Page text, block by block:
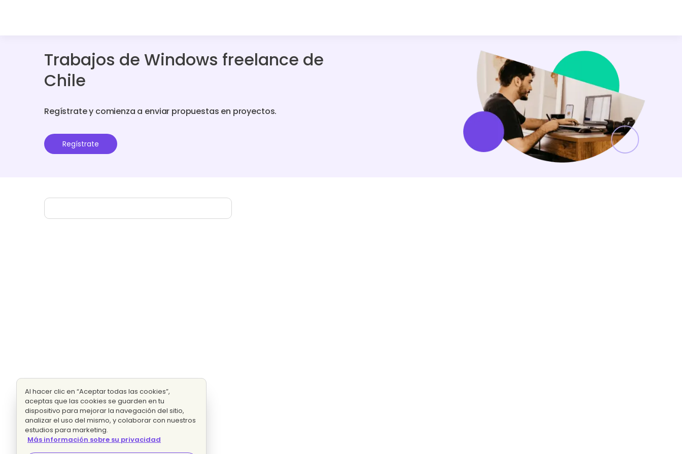
Trabajos de Windows freelance de
Chile
Regístrate y comienza a enviar propuestas en proyectos.
Regístrate
Al hacer clic en “Aceptar todas las cookies”,
aceptas que las cookies se guarden en tu
dispositivo para mejorar la navegación del sitio,
analizar el uso del mismo, y colaborar con nuestros
estudios para marketing.
Más información sobre su privacidad